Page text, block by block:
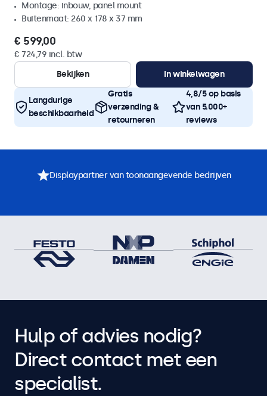
Montage: inbouw, panel mount
Buitenmaat: 260 x 178 x 37 mm
€ 599,00
€ 724,79 incl. btw
Bekijken
In winkelwagen
Langdurige
beschikbaarheid
Gratis
verzending &
retourneren
4,8/5 op basis
van 5.000+
reviews
Displaypartner van toonaangevende bedrijven
Hulp of advies nodig?
Direct contact met een
specialist.